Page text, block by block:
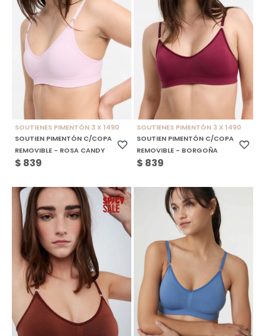
SOUTIENES PIMENTÓN 3 X 1490
SOUTIEN PIMENTÓN C/COPA
REMOVIBLE - ROSA CANDY
$ 839
SOUTIENES PIMENTÓN 3 X 1490
SOUTIEN PIMENTÓN C/COPA
REMOVIBLE - BORGOÑA
$ 839